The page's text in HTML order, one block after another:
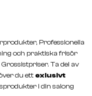
LAKMÉ
TEKNIA Full Defense
Professionella
och praktiska frisör
Ta del av
du ett exlusivt
i din salong